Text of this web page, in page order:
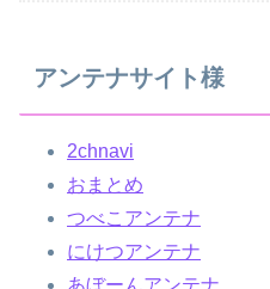
アンテナサイト様
2chnavi
おまとめ
つべこアンテナ
にけつアンテナ